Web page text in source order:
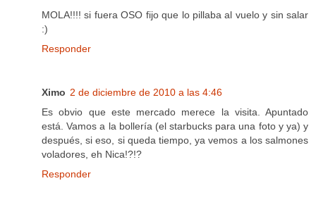
MOLA!!!! si fuera OSO fijo que lo pillaba al vuelo y sin salar
:)
Responder
Ximo 2 de diciembre de 2010 a las 4:46
Es obvio que este mercado merece la visita. Apuntado
está. Vamos a la bollería (el starbucks para una foto y ya) y
después, si eso, si queda tiempo, ya vemos a los salmones
voladores, eh Nica!?!?
Responder